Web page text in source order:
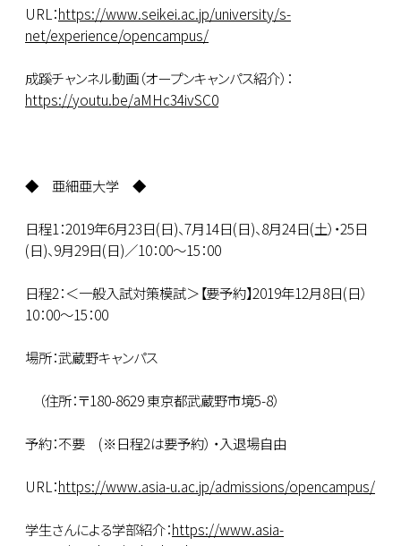
URL：https://www.seikei.ac.jp/university/s-
net/experience/opencampus/
成蹊チャンネル動画（オープンキャンパス紹介）：
https://youtu.be/aMHc34ivSC0
◆ 亜細亜大学 ◆
日程1：2019年6月23日(日)、7月14日(日)、8月24日(土）・25日
(日)、9月29日(日)／10：00～15：00
日程2：＜一般入試対策模試＞【要予約】2019年12月8日(日）
10：00～15：00
場所：武蔵野キャンパス
（住所：〒180-8629 東京都武蔵野市境5-8）
予約：不要 (※日程2は要予約） ・入退場自由
URL：https://www.asia-u.ac.jp/admissions/opencampus/
学生さんによる学部紹介：https://www.asia-